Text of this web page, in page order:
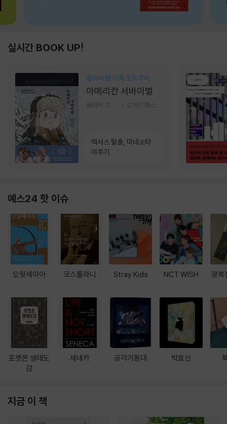
실시간 BOOK UP!
올리버쌤 가족 로드무비
아메리칸 서바이벌
21세기북스
텍사스 탈출, 미네소타
이주기
예스24 핫 이슈
오뒷세이아
포켓몬 생태도
감
코스톨라니
세네카
Stray Kids
공각기동대
NCT WISH
박효신
광복
지금 이 책